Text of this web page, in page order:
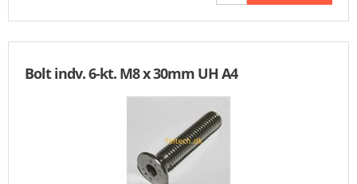
Bolt indv. 6-kt. M8 x 30mm UH A4